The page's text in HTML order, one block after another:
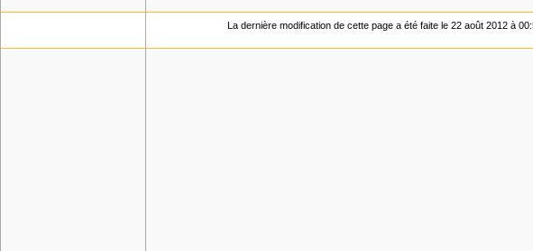
La dernière modification de cette page a été faite le 22 août 2012 à